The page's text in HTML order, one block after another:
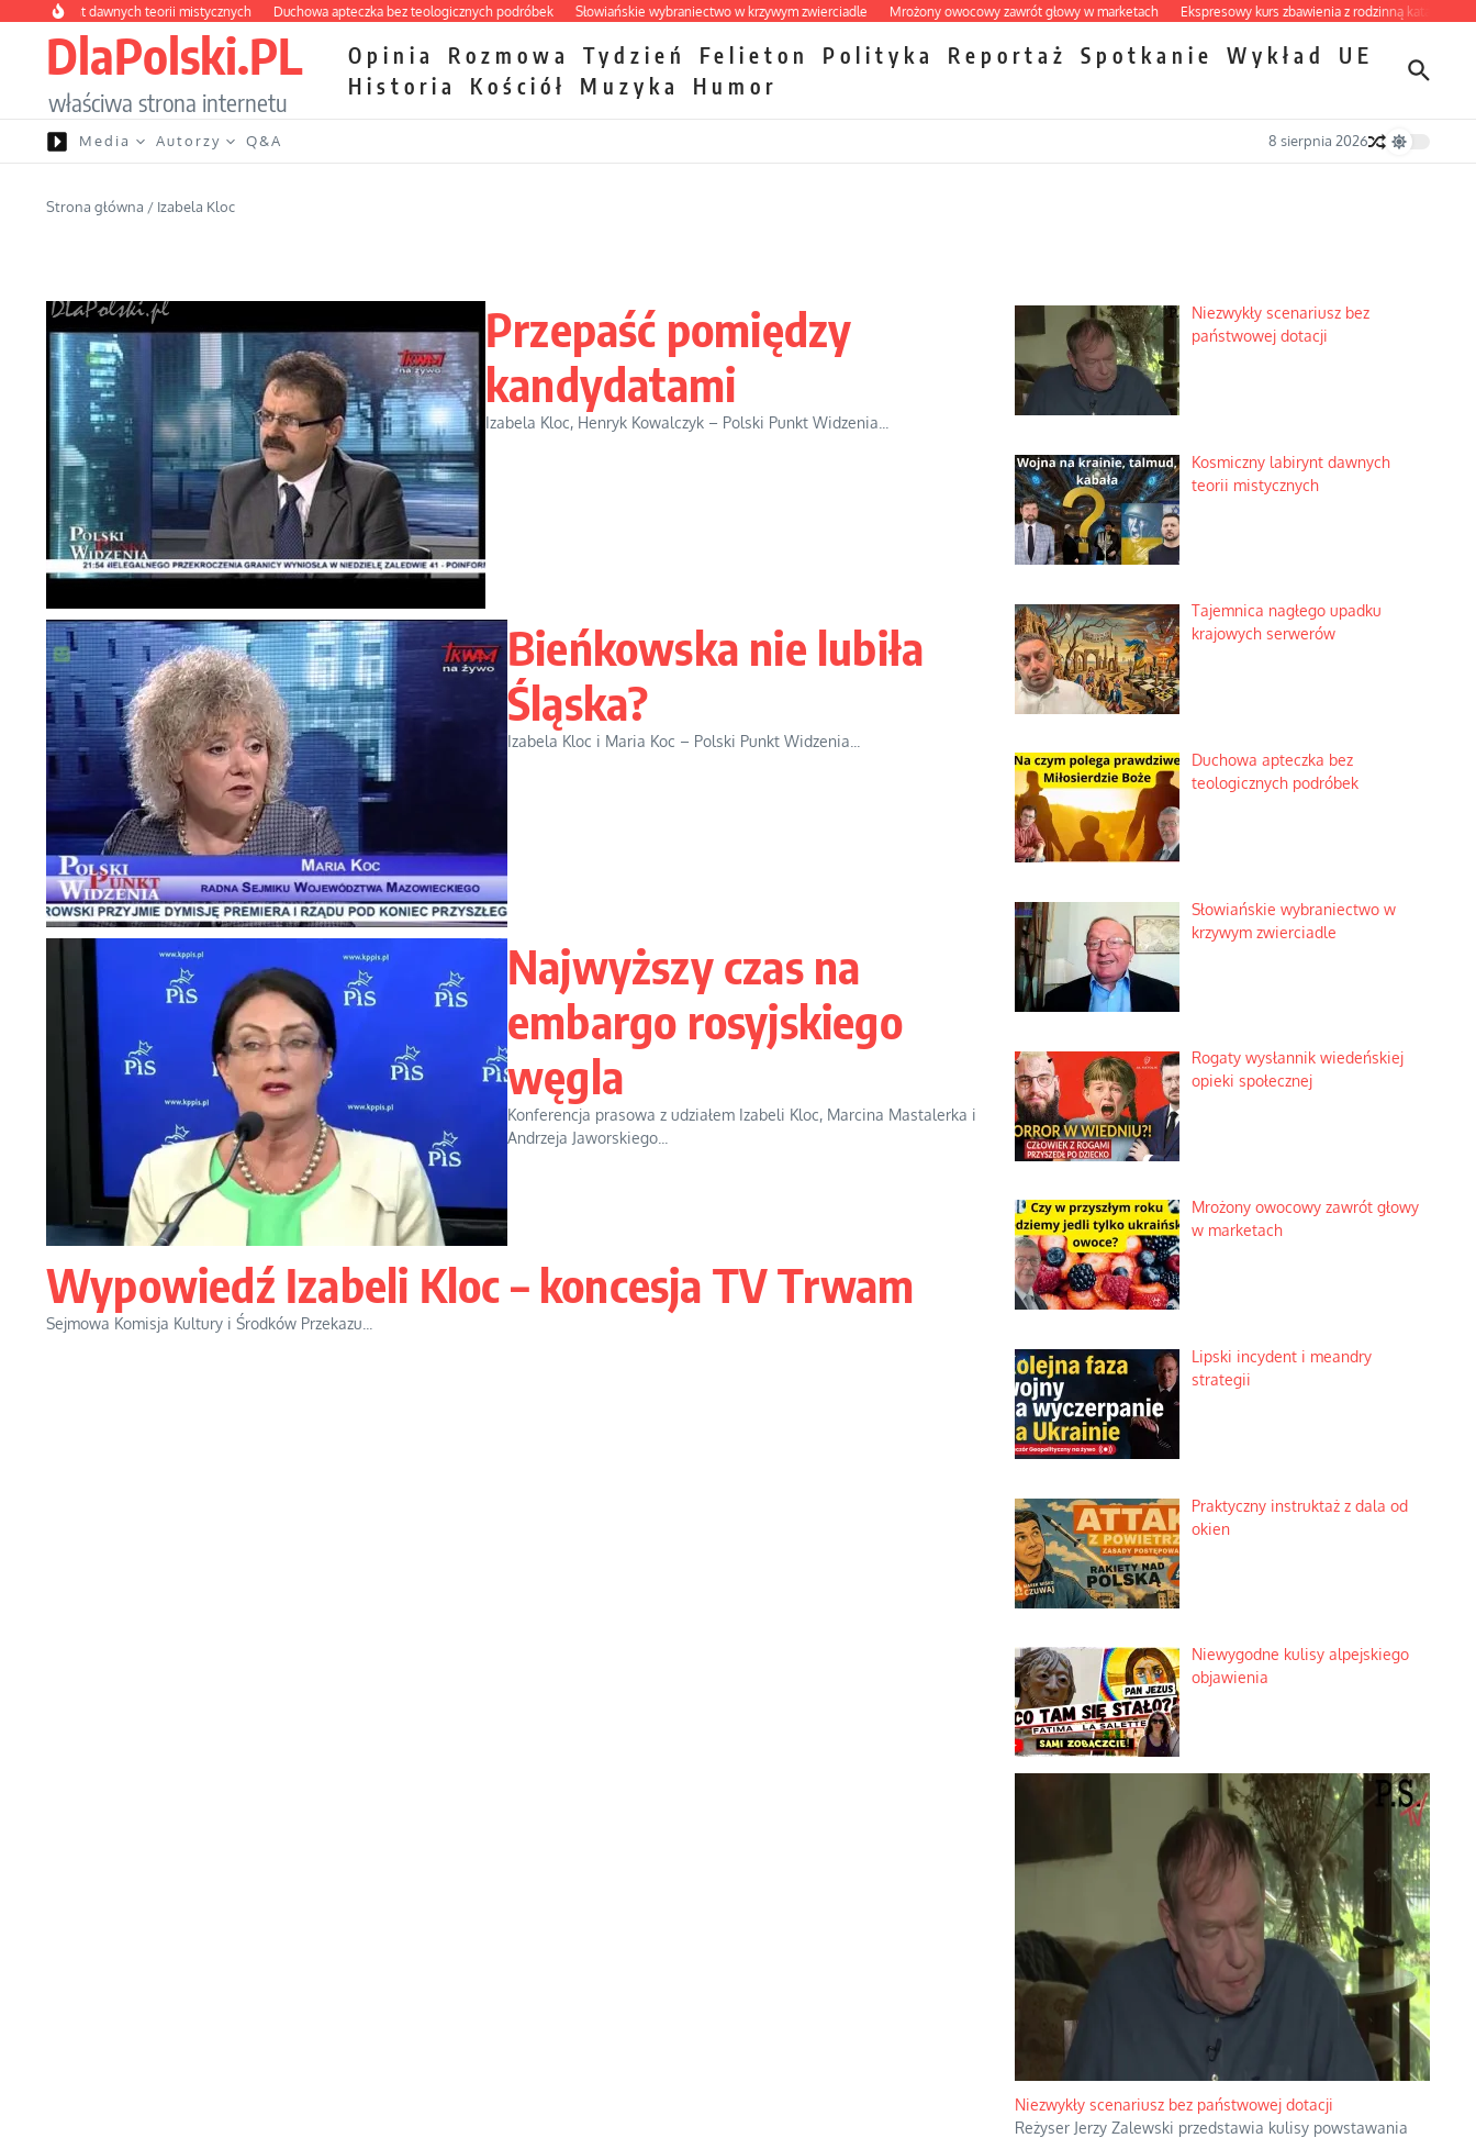
Przejdź do treści
dawnych teorii mistycznych Duchowa apteczka bez teologicznych podróbek Słowiańskie wybraniectwo w krzywym zwierciadle Mrożony owocowy zawrót głowy w marketach Ekspresowy kurs zbawienia z rodzinną katastrofą
DlaPolski.PL
właściwa strona internetu
Opinia Rozmowa Tydzień Felieton Polityka Reportaż Spotkanie Wykład
UE
Historia
Kościół Muzyka Humor
Media Autorzy Q&A 8 sierpnia 2026
Strona główna / Izabela Kloc
Przepaść pomiędzy
kandydatami
Izabela Kloc, Henryk Kowalczyk – Polski Punkt Widzenia...
Bieńkowska nie lubiła
Śląska?
Izabela Kloc i Maria Koc – Polski Punkt Widzenia...
Najwyższy czas na
embargo rosyjskiego
węgla
Konferencja prasowa z udziałem Izabeli Kloc, Marcina Mastalerka i
Andrzeja Jaworskiego...
Wypowiedź Izabeli Kloc – koncesja TV Trwam
Sejmowa Komisja Kultury i Środków Przekazu...
Niezwykły scenariusz bez
państwowej dotacji
Kosmiczny labirynt dawnych
teorii mistycznych
Tajemnica nagłego upadku
krajowych serwerów
Duchowa apteczka bez
teologicznych podróbek
Słowiańskie wybraniectwo w
krzywym zwierciadle
Rogaty wysłannik wiedeńskiej
opieki społecznej
Mrożony owocowy zawrót głowy
w marketach
Lipski incydent i meandry
strategii
Praktyczny instruktaż z dala od
okien
Niewygodne kulisy alpejskiego
objawienia
Niezwykły scenariusz bez państwowej dotacji
Reżyser Jerzy Zalewski przedstawia kulisy powstawania